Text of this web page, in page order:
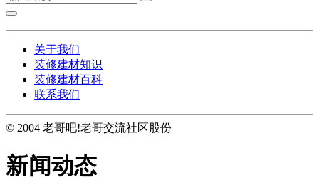
关于我们
装修建材知识
装修建材百科
联系我们
© 2004 老哥吧!老哥交流社区股份
新闻动态